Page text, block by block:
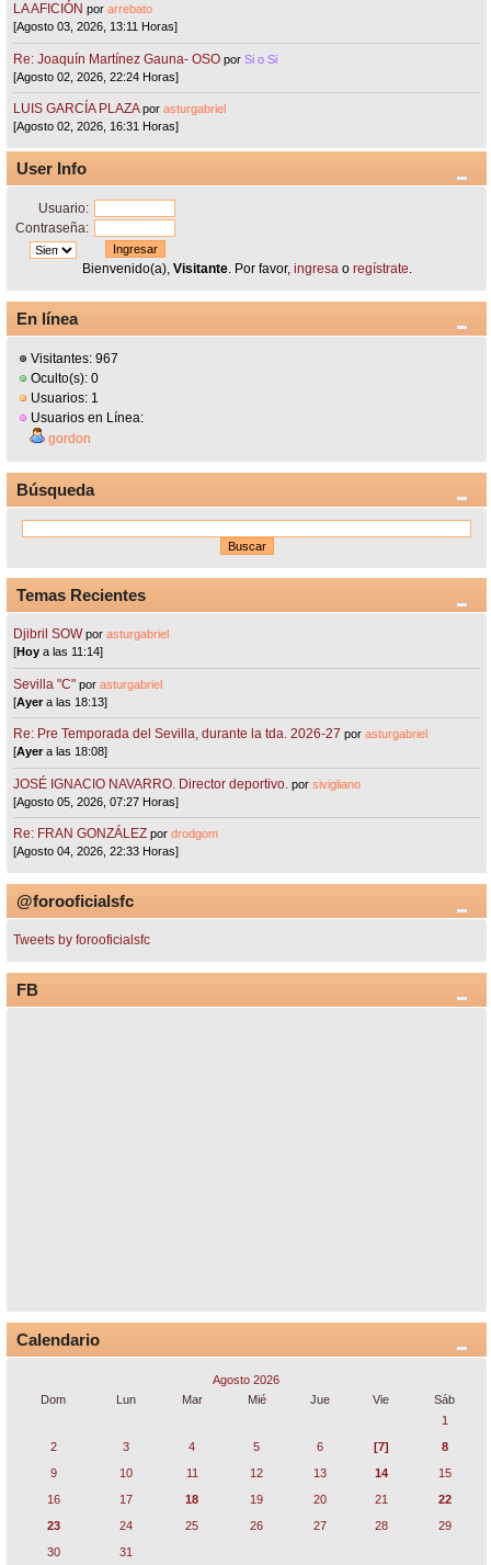
LA AFICIÓN porarrebato
[Agosto 03, 2026, 13:11 Horas]
Re: Joaquín Martínez Gauna- OSO porSi o Si
[Agosto 02, 2026, 22:24 Horas]
LUIS GARCÍA PLAZA porasturgabriel
[Agosto 02, 2026, 16:31 Horas]
User Info
Usuario:
Contraseña:
Bienvenido(a), Visitante. Por favor, ingresao regístrate.
En línea
Visitantes: 967
Oculto(s): 0
Usuarios: 1
Usuarios en Línea:
gordon
Búsqueda
Temas Recientes
Djibril SOW porasturgabriel
[Hoy a las 11:14]
Sevilla "C"porasturgabriel
[Ayera las 18:13]
Re: Pre Temporada del Sevilla, durante la tda. 2026-27 porasturgabriel
[Ayera las 18:08]
JOSÉ IGNACIO NAVARRO. Director deportivo. porsivigliano
[Agosto 05, 2026, 07:27 Horas]
Re: FRAN GONZÁLEZ pordrodgom
[Agosto 04, 2026, 22:33 Horas]
@forooficialsfc
Tweets by forooficialsfc
FB
Calendario
Agosto 2026
Dom
Lun Mar Mié Jue Vie
Sáb
1
2
3 4 5 6 [7]
8
9
10 11 12 13 14
15
16
17 18 19 20 21
22
23
24 25 26 27 28
29
30
31